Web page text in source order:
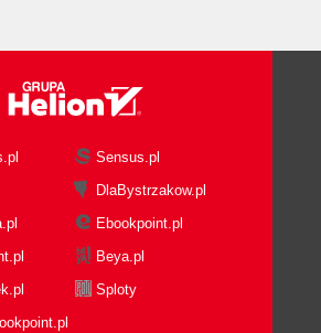
Sensus.pl
DlaBystrzakow.pl
Ebookpoint.pl
Beya.pl
Sploty